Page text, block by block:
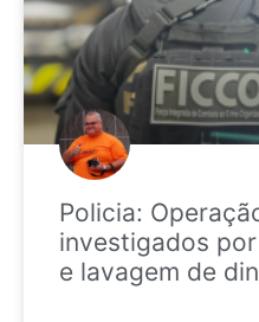
Policia:
investigados
e lavagem de